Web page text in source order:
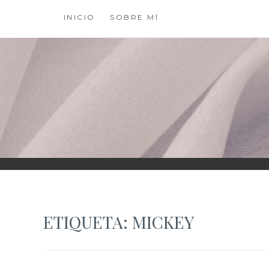
contenido
INICIO SOBRE MÍ
XIOMY
ETIQUETA: MICKEY